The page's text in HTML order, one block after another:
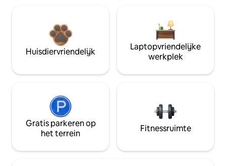
Huisdiervriendelijk
Laptopvriendelijke
werkplek
Gratis parkeren op
het terrein
Fitnessruimte